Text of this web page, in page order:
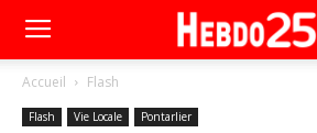
Accueil Flash
Flash Vie Locale Pontarlier